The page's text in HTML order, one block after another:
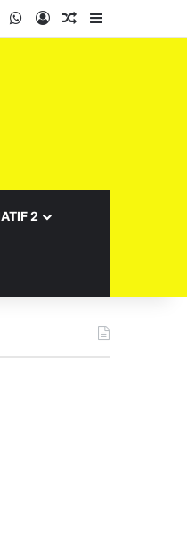
InstagramWhatsApp
Log InRandom Article
2